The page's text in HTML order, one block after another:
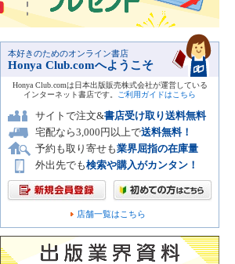
本好きのためのオンライン書店
Honya Club.comへようこそ
Honya Club.comは日本出版販売株式会社が運営している
インターネット書店です。
ご利用ガイドはこちら
サイトで注文&書店受け取り送料無料
宅配なら3,000円以上で送料無料！
予約も取り寄せも業界屈指の在庫量
外出先でも検索や購入がカンタン！
店舗一覧はこちら